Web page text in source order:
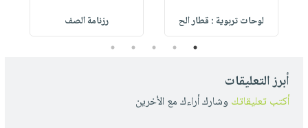
لوحات تربوية : قطار الح رزنامة الصف
1
2
3
4
5
أبرز التعليقات
أكتب تعليقاتك وشارك أراءك مع الأخرين